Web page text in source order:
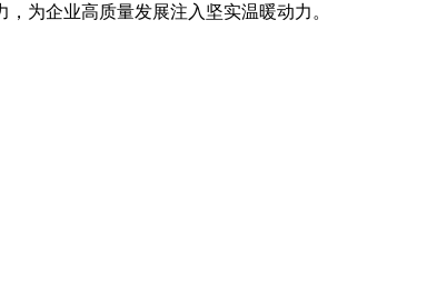
为企业高质量发展注入坚实温暖动力。